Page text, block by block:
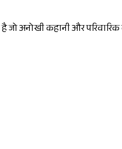
अनोखी कहानी और